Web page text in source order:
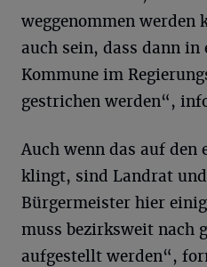
weggenommen werden
auch sein, dass dann in
Kommune im
gestrichen werden“,
Auch wenn das auf den
klingt, sind Landrat
Bürgermeister hier
muss bezirksweit nach
aufgestellt werden“,